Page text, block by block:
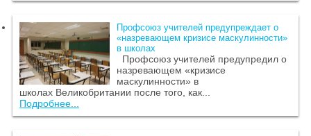
Профсоюз учителей предупреждает о
«назревающем кризисе маскулинности»
в школах
Профсоюз учителей предупредил о
назревающем «кризисе
маскулинности» в
школах Великобритании после того, как...
Подробнее...